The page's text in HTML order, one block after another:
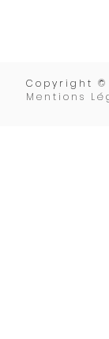
Copyrigh t ©
Mentions